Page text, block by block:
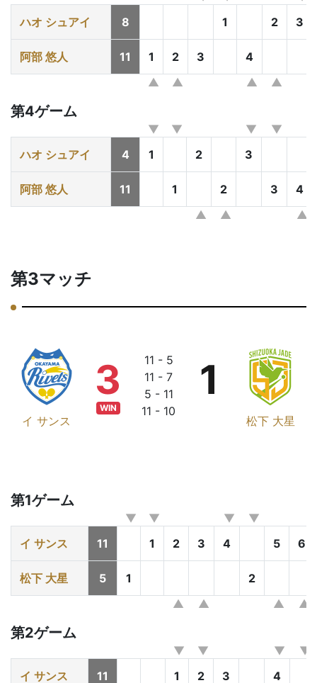
ハオ シュアイ 8 1 2 3
阿部 悠人 11 1 2 3 4
第4ゲーム
ハオ シュアイ 4 1 2 3
阿部 悠人 11 1 2 3 4
第3マッチ
イ サンス
3
WIN
11 - 5
11 - 7
5 - 11
11 - 10
松下 大星
1
第1ゲーム
イ サンス 11 1 2 3 4 5 6
松下 大星 5 1 2
第2ゲーム
イ サンス 11 1 2 3 4